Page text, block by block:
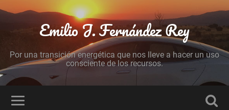
Emilio J. Fernández Rey
Por una transición energética que nos lleve a hacer un uso
consciente de los recursos.